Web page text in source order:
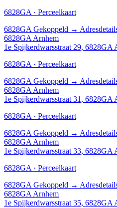
6828GA · Perceelkaart
6828GA Gekoppeld →
6828GA Arnhem
1e Spijkerdwarsstraat 29, 6828GA
6828GA · Perceelkaart
6828GA Gekoppeld →
6828GA Arnhem
1e Spijkerdwarsstraat 31, 6828GA
6828GA · Perceelkaart
6828GA Gekoppeld →
6828GA Arnhem
1e Spijkerdwarsstraat 33, 6828GA
6828GA · Perceelkaart
6828GA Gekoppeld →
6828GA Arnhem
1e Spijkerdwarsstraat 35, 6828GA